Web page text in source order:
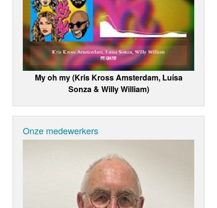
My oh my (Kris Kross Amsterdam, Luísa
Sonza & Willy William)
Onze medewerkers